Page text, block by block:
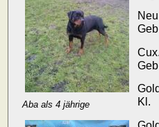
Aba als 4 jährige
Kl.